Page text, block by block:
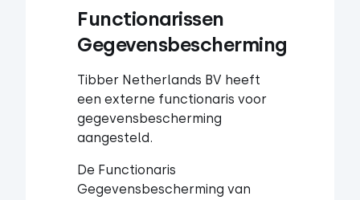
Functionarissen
Gegevensbescherming
Tibber Netherlands BV heeft
een externe functionaris voor
gegevensbescherming
aangesteld.
De Functionaris
Gegevensbescherming van